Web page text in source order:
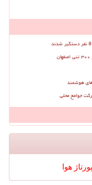
هوشمند
جوامع محلی
هوا